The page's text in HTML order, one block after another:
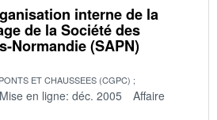
interne de la
de la Société des
Normandie (SAPN)
ET CHAUSSEES (CGPC)
Mise en ligne: déc. 2005
Affaire